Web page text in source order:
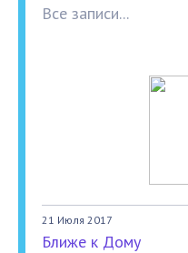
Все записи...
21 Июля 2017
Ближе к Дому